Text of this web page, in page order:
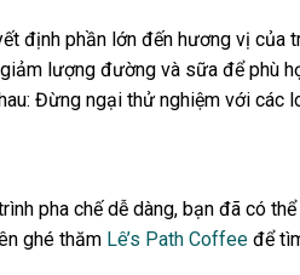
định phần lớn đến hương vị của
lượng đường và sữa để phù
Đừng ngại thử nghiệm với
pha chế dễ dàng, bạn đã có
ghé thăm Lê’s Path Coffee để